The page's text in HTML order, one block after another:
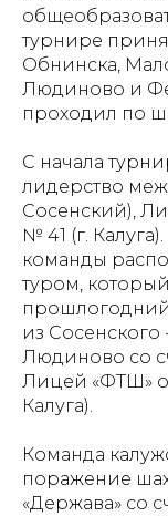
турнире
Обнинска,
Людиново и
проходил по
С начала
лидерство
Сосенский),
№ 41 (г.
команды
туром,
из
Людиново со
Лицей «ФТШ»
Калуга).
Команда
поражение
«Держава» со